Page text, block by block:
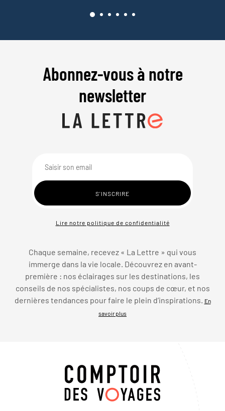
Abonnez-vous à notre
newsletter
Lire notre politique de confidentialité
Chaque semaine, recevez « La Lettre » qui vous
immerge dans la vie locale. Découvrez en avant-
première : nos éclairages sur les destinations, les
conseils de nos spécialistes, nos coups de cœur, et nos
dernières tendances pour faire le plein d’inspirations.
En
savoir plus